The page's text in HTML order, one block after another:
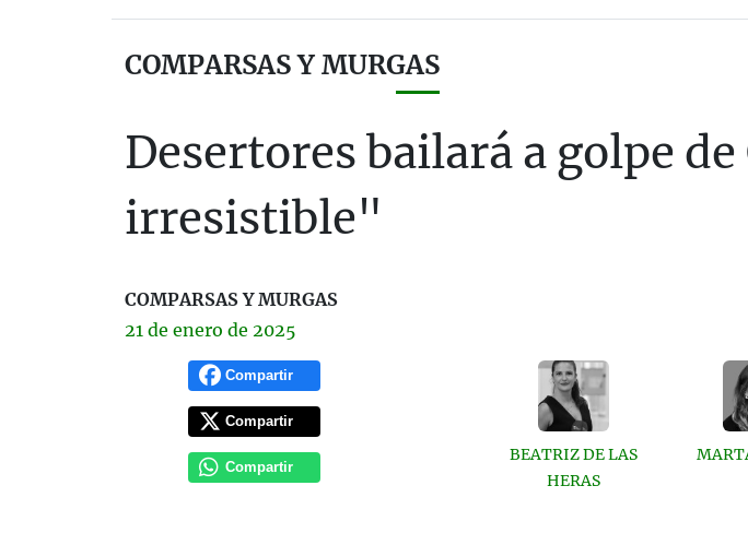
COMPARSAS Y MURGAS
Desertores bailará a golpe
irresistible"
COMPARSAS Y MURGAS
21 de enero de 2025
Compartir
Compartir
Compartir
BEATRIZ DE LAS
HERAS